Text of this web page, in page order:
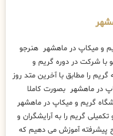
و میکاپ در ماهشهر هنرجو
با شرکت در دوره گریم و
را مطابق با آخرین متد روز
در ماهشهر بصورت کاملا
گریم و میکاپ در ماهشهر
گریم را به آرایشگران و
پیشرفته آموزش می دهیم که